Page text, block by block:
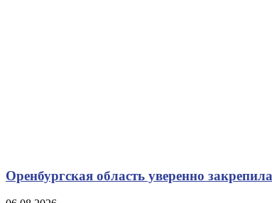
Оренбургская область уверенно